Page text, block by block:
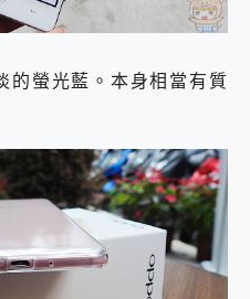
的螢光藍。本身相當有質